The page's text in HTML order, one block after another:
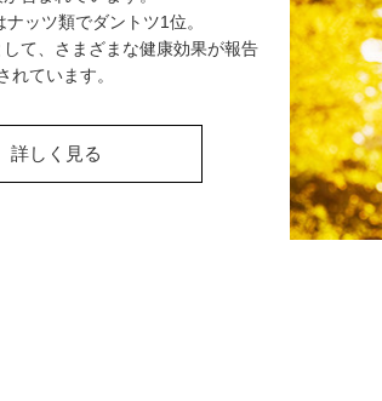
ッツ類でダントツ1位。
て、さまざまな健康効果が報告
れています。
詳しく見る